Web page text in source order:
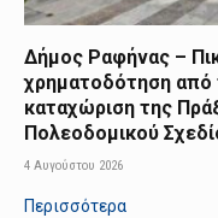
Δήμος Ραφήνας –
χρηματοδότηση από
καταχώριση της
Πολεοδομικού
4 Αυγούστου 2026
Περισσότερα